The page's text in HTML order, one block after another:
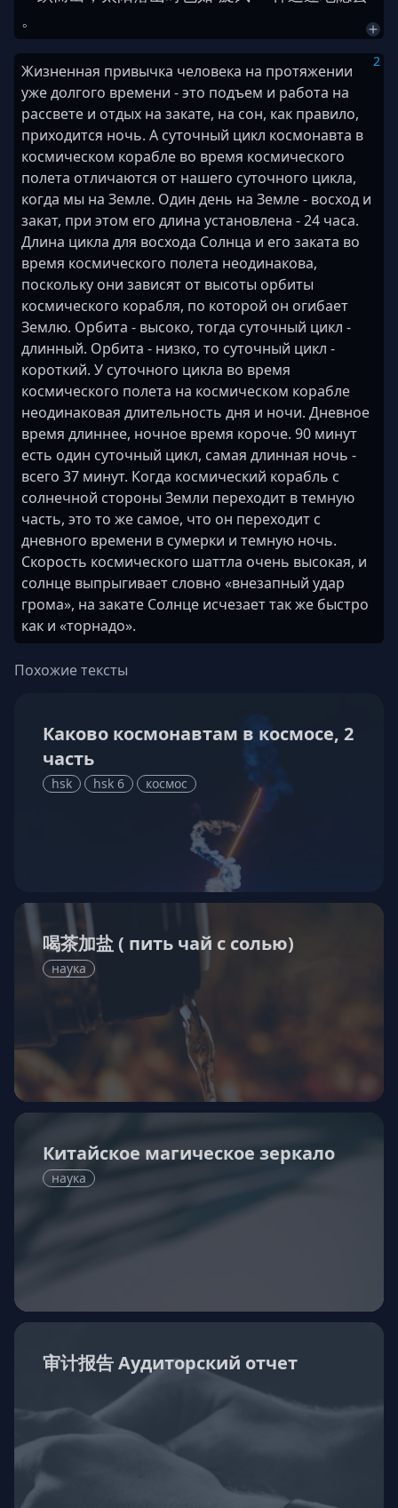
。
2
Жизненная привычка человека на протяжении
уже долгого времени - это подъем и работа на
рассвете и отдых на закате, на сон, как правило,
приходится ночь. А суточный цикл космонавта в
космическом корабле во время космического
полета отличаются от нашего суточного цикла,
когда мы на Земле. Один день на Земле - восход и
закат, при этом его длина установлена - 24 часа.
Длина цикла для восхода Солнца и его заката во
время космического полета неодинакова,
поскольку они зависят от высоты орбиты
космического корабля, по которой он огибает
Землю. Орбита - высоко, тогда суточный цикл -
длинный. Орбита - низко, то суточный цикл -
короткий. У суточного цикла во время
космического полета на космическом корабле
неодинаковая длительность дня и ночи. Дневное
время длиннее, ночное время короче. 90 минут
есть один суточный цикл, самая длинная ночь -
всего 37 минут. Когда космический корабль с
солнечной стороны Земли переходит в темную
часть, это то же самое, что он переходит с
дневного времени в сумерки и темную ночь.
Скорость космического шаттла очень высокая, и
солнце выпрыгивает словно «внезапный удар
грома», на закате Солнце исчезает так же быстро
как и «торнадо».
Похожие тексты
Каково космонавтам в космосе, 2
часть
hsk hsk 6 космос
喝茶加盐 ( пить чай с солью)
наука
Китайское магическое зеркало
наука
审计报告 Аудиторский отчет